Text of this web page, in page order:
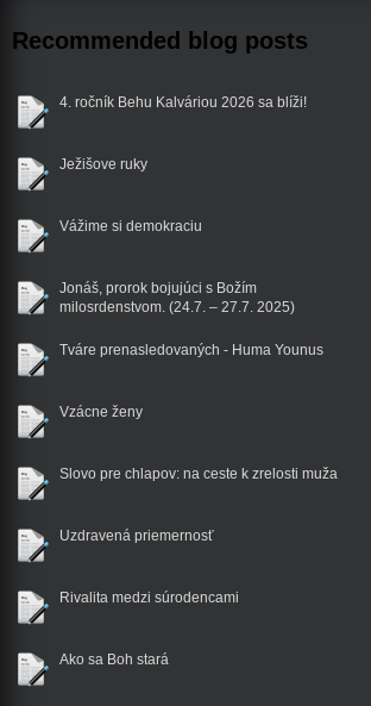
Recommended blog posts
4. ročník Behu Kalváriou 2026 sa blíži!
Ježišove ruky
Vážime si demokraciu
Jonáš, prorok bojujúci s Božím
milosrdenstvom. (24.7. – 27.7. 2025)
Tváre prenasledovaných - Huma Younus
Vzácne ženy
Slovo pre chlapov: na ceste k zrelosti muža
Uzdravená priemernosť
Rivalita medzi súrodencami
Ako sa Boh stará